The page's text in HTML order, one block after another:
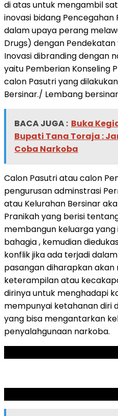
di atas untuk mengambil
inovasi bidang
dalam upaya perang
Drugs) dengan Pendekatan
Inovasi dibranding dengan
yaitu Pemberian Konseling
calon Pasutri yang
Bersinar./ Lembang
BACA JUGA : Buka
Bupati Tana Toraja :
Coba Narkoba
Calon Pasutri atau calon
pengurusan adminstrasi
atau Kelurahan Bersinar
Pranikah yang berisi
membangun keluarga yang
bahagia , kemudian
konflik jika ada terjadi
pasangan diharapkan
keterampilan atau
dirinya untuk menghadapi
mempunyai ketahanan diri
yang bisa mengantarkan
penyalahgunaan narkoba.